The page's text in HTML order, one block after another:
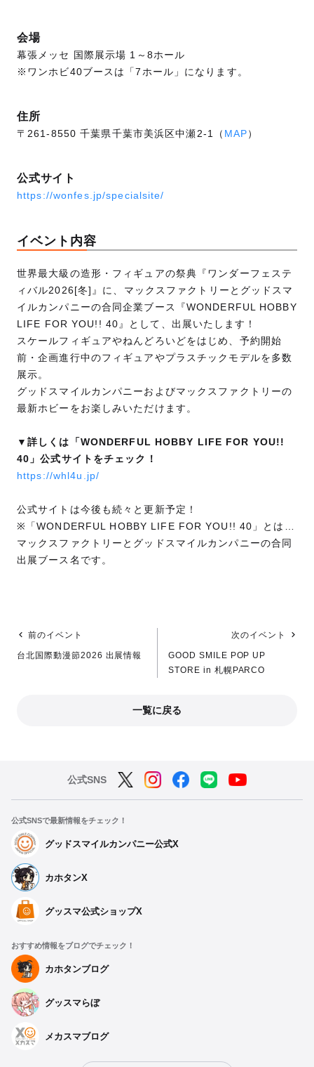
会場
幕張メッセ 国際展示場 1～8ホール
※ワンホビ40ブースは「7ホール」になります。
住所
〒261-8550 千葉県千葉市美浜区中瀬2-1（ MAP）
公式サイト
https://wonfes.jp/specialsite/
イベント内容
世界最大級の造形・フィギュアの祭典『ワンダーフェステ
ィバル2026[冬]』に、マックスファクトリーとグッドスマ
イルカンパニーの合同企業ブース『WONDERFUL HOBBY
LIFE FOR YOU!! 40』として、出展いたします！
スケールフィギュアやねんどろいどをはじめ、予約開始
前・企画進行中のフィギュアやプラスチックモデルを多数
展示。
グッドスマイルカンパニーおよびマックスファクトリーの
最新ホビーをお楽しみいただけます。
▼詳しくは「WONDERFUL HOBBY LIFE FOR YOU!!
40」公式サイトをチェック！
https://whl4u.jp/
公式サイトは今後も続々と更新予定！
※「WONDERFUL HOBBY LIFE FOR YOU!! 40」とは…
マックスファクトリーとグッドスマイルカンパニーの合同
出展ブース名です。
前のイベント
台北国際動漫節2026 出展情報
次のイベント
GOOD SMILE POP UP
STORE in 札幌PARCO
一覧に戻る
公式SNS
公式SNSで最新情報をチェック！
グッドスマイルカンパニー公式X
カホタンX
グッスマ公式ショップX
おすすめ情報をブログでチェック！
カホタンブログ
グッスマらぼ
メカスマブログ